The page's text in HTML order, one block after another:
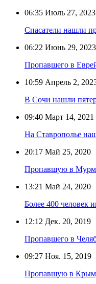
06:35 Июль 27, 2023
Спасатели нашли
06:22 Июнь 29, 2023
Пропавшего в
10:59 Апрель 2,
В Сочи нашли
09:40 Март 14, 2021
На Ставрополье
20:17 Май 25, 2020
Пропавшую в
13:21 Май 24, 2020
Более 400 человек
12:12 Дек. 20, 2019
Пропавшего в
09:27 Ноя. 15, 2019
Пропавшую в